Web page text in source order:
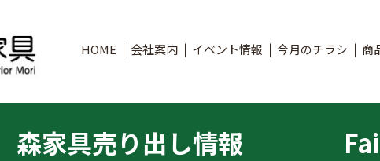
HOME 会社案内 イベント情報 今月のチラシ 商
森家具売り出し情報